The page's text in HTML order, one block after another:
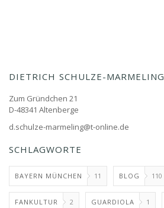
DIETRICH SCHULZE-MARMELING
Zum Gründchen 21
D-48341 Altenberge
d.schulze-marmeling@t-online.de
SCHLAGWORTE
BAYERN MÜNCHEN 11 BLOG 110
FANKULTUR 2 GUARDIOLA 1